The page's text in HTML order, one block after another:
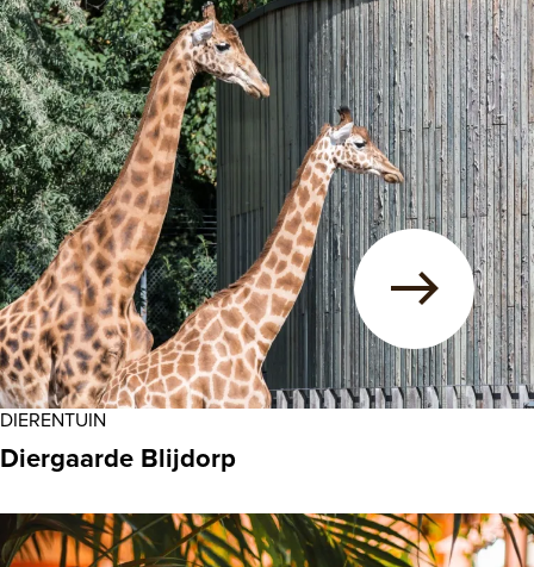
DIERENTUIN
Diergaarde Blijdorp